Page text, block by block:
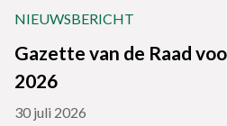
NIEUWSBERICHT
Gazette van de Raad
2026
30 juli 2026